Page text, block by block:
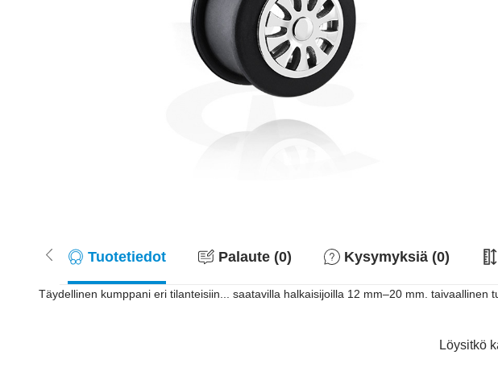
Tuotetiedot Palaute (0) Kysymyksiä (0)
Täydellinen kumppani eri tilanteisiin... saatavilla halkaisijoilla 12 mm–20 mm. taivaallinen
Löysitkö